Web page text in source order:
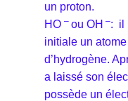
un proton.
HO – ou OH –: il
initiale un
d’hydrogène.
a laissé son
possède un